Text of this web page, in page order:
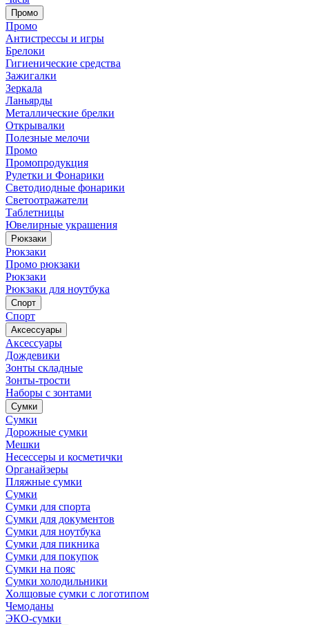
Промо
Промо
Антистрессы и игры
Брелоки
Гигиенические средства
Зажигалки
Зеркала
Ланьярды
Металлические брелки
Открывалки
Полезные мелочи
Промо
Промопродукция
Рулетки и Фонарики
Светодиодные фонарики
Светоотражатели
Таблетницы
Ювелирные украшения
Рюкзаки
Рюкзаки
Промо рюкзаки
Рюкзаки
Рюкзаки для ноутбука
Спорт
Спорт
Аксессуары
Аксессуары
Дождевики
Зонты складные
Зонты-трости
Наборы с зонтами
Сумки
Сумки
Дорожные сумки
Мешки
Несессеры и косметички
Органайзеры
Пляжные сумки
Сумки
Сумки для спорта
Сумки для документов
Сумки для ноутбука
Сумки для пикника
Сумки для покупок
Сумки на пояс
Сумки холодильники
Холщовые сумки с логотипом
Чемоданы
ЭКО-сумки